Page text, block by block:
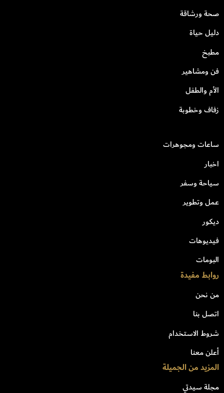
صحة ورشاقة
دليل حياة
مطبخ
فن ومشاهير
الأم والطفل
زفاف وخطوبة
ساعات ومجوهرات
اخبار
سياحة وسفر
عمل وتطوير
ديكور
فيديوهات
البومات
روابط مفيدة
من نحن
اتصل بنا
شروط الاستخدام
أعلن معنا
المزيد من الجميلة
مجلة سيدتي